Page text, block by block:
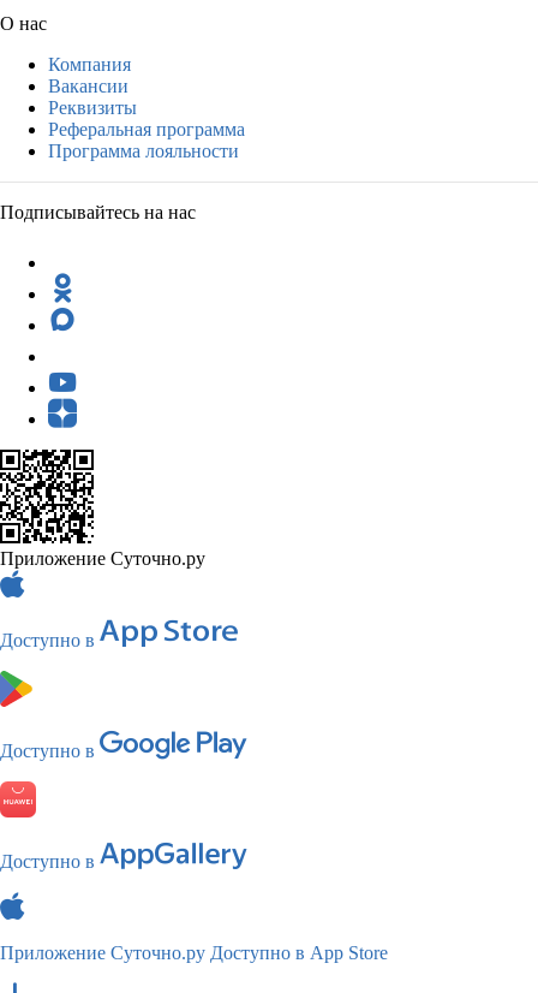
О нас
Компания
Вакансии
Реквизиты
Реферальная программа
Программа лояльности
Подписывайтесь на нас
Приложение Суточно.ру
Доступно в
Доступно в
Доступно в
Приложение Суточно.ру Доступно в App Store